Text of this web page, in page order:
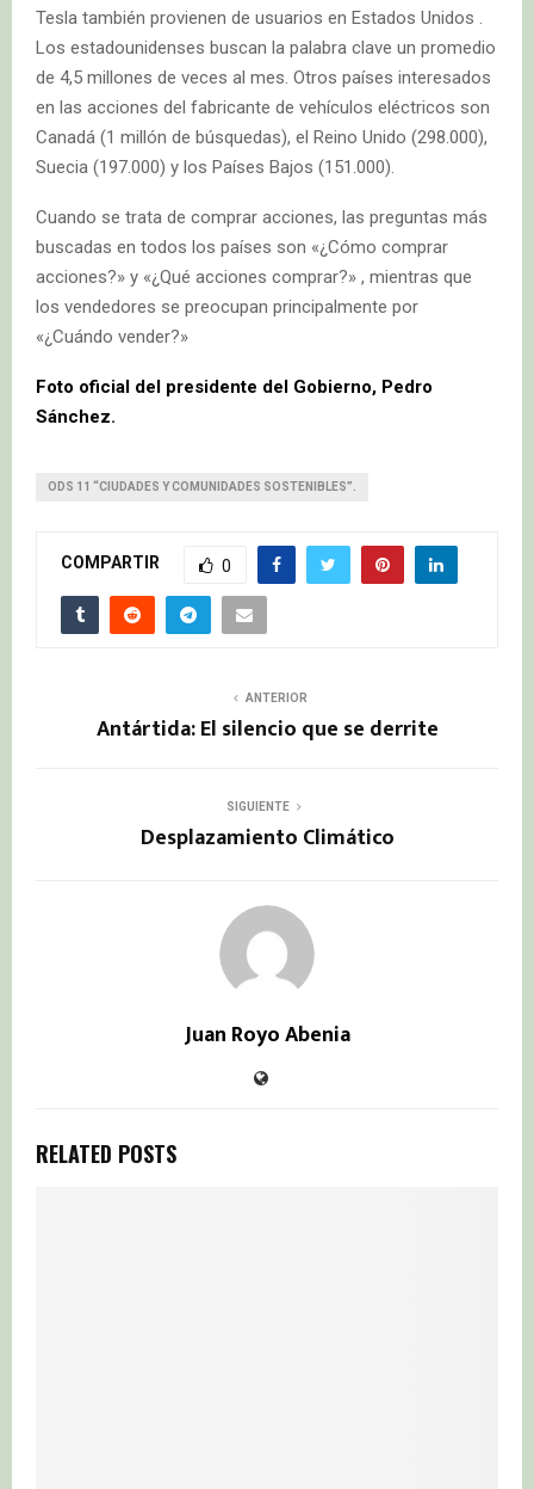
Tesla también provienen de usuarios en Estados Unidos .
Los estadounidenses buscan la palabra clave un promedio
de 4,5 millones de veces al mes. Otros países interesados
en las acciones del fabricante de vehículos eléctricos son
Canadá (1 millón de búsquedas), el Reino Unido (298.000),
Suecia (197.000) y los Países Bajos (151.000).
Cuando se trata de comprar acciones, las preguntas más
buscadas en todos los países son «¿Cómo comprar
acciones?» y «¿Qué acciones comprar?» , mientras que
los vendedores se preocupan principalmente por
«¿Cuándo vender?»
Foto oficial del presidente del Gobierno, Pedro
Sánchez.
ODS 11 “CIUDADES Y COMUNIDADES SOSTENIBLES”.
COMPARTIR 0
ANTERIOR
Antártida: El silencio que se derrite
SIGUIENTE
Desplazamiento Climático
Juan Royo Abenia
RELATED POSTS